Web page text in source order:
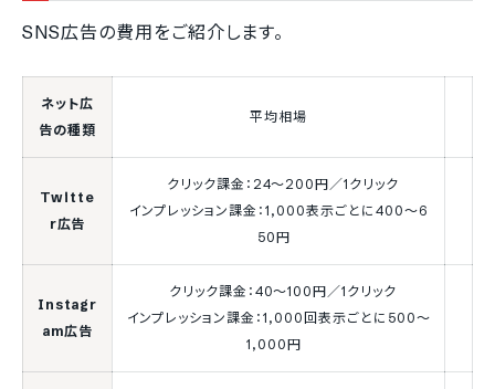
SNS広告の費用をご紹介します。
ネット広
告の種類
平均相場
Twitte
r広告
クリック課金：24～200円／1クリック
インプレッション課金：1,000表示ごとに400～6
50円
Instagr
am広告
クリック課金：40～100円／1クリック
インプレッション課金：1,000回表示ごとに500～
1,000円